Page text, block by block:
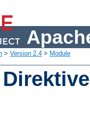
> Version 2.4 > Module